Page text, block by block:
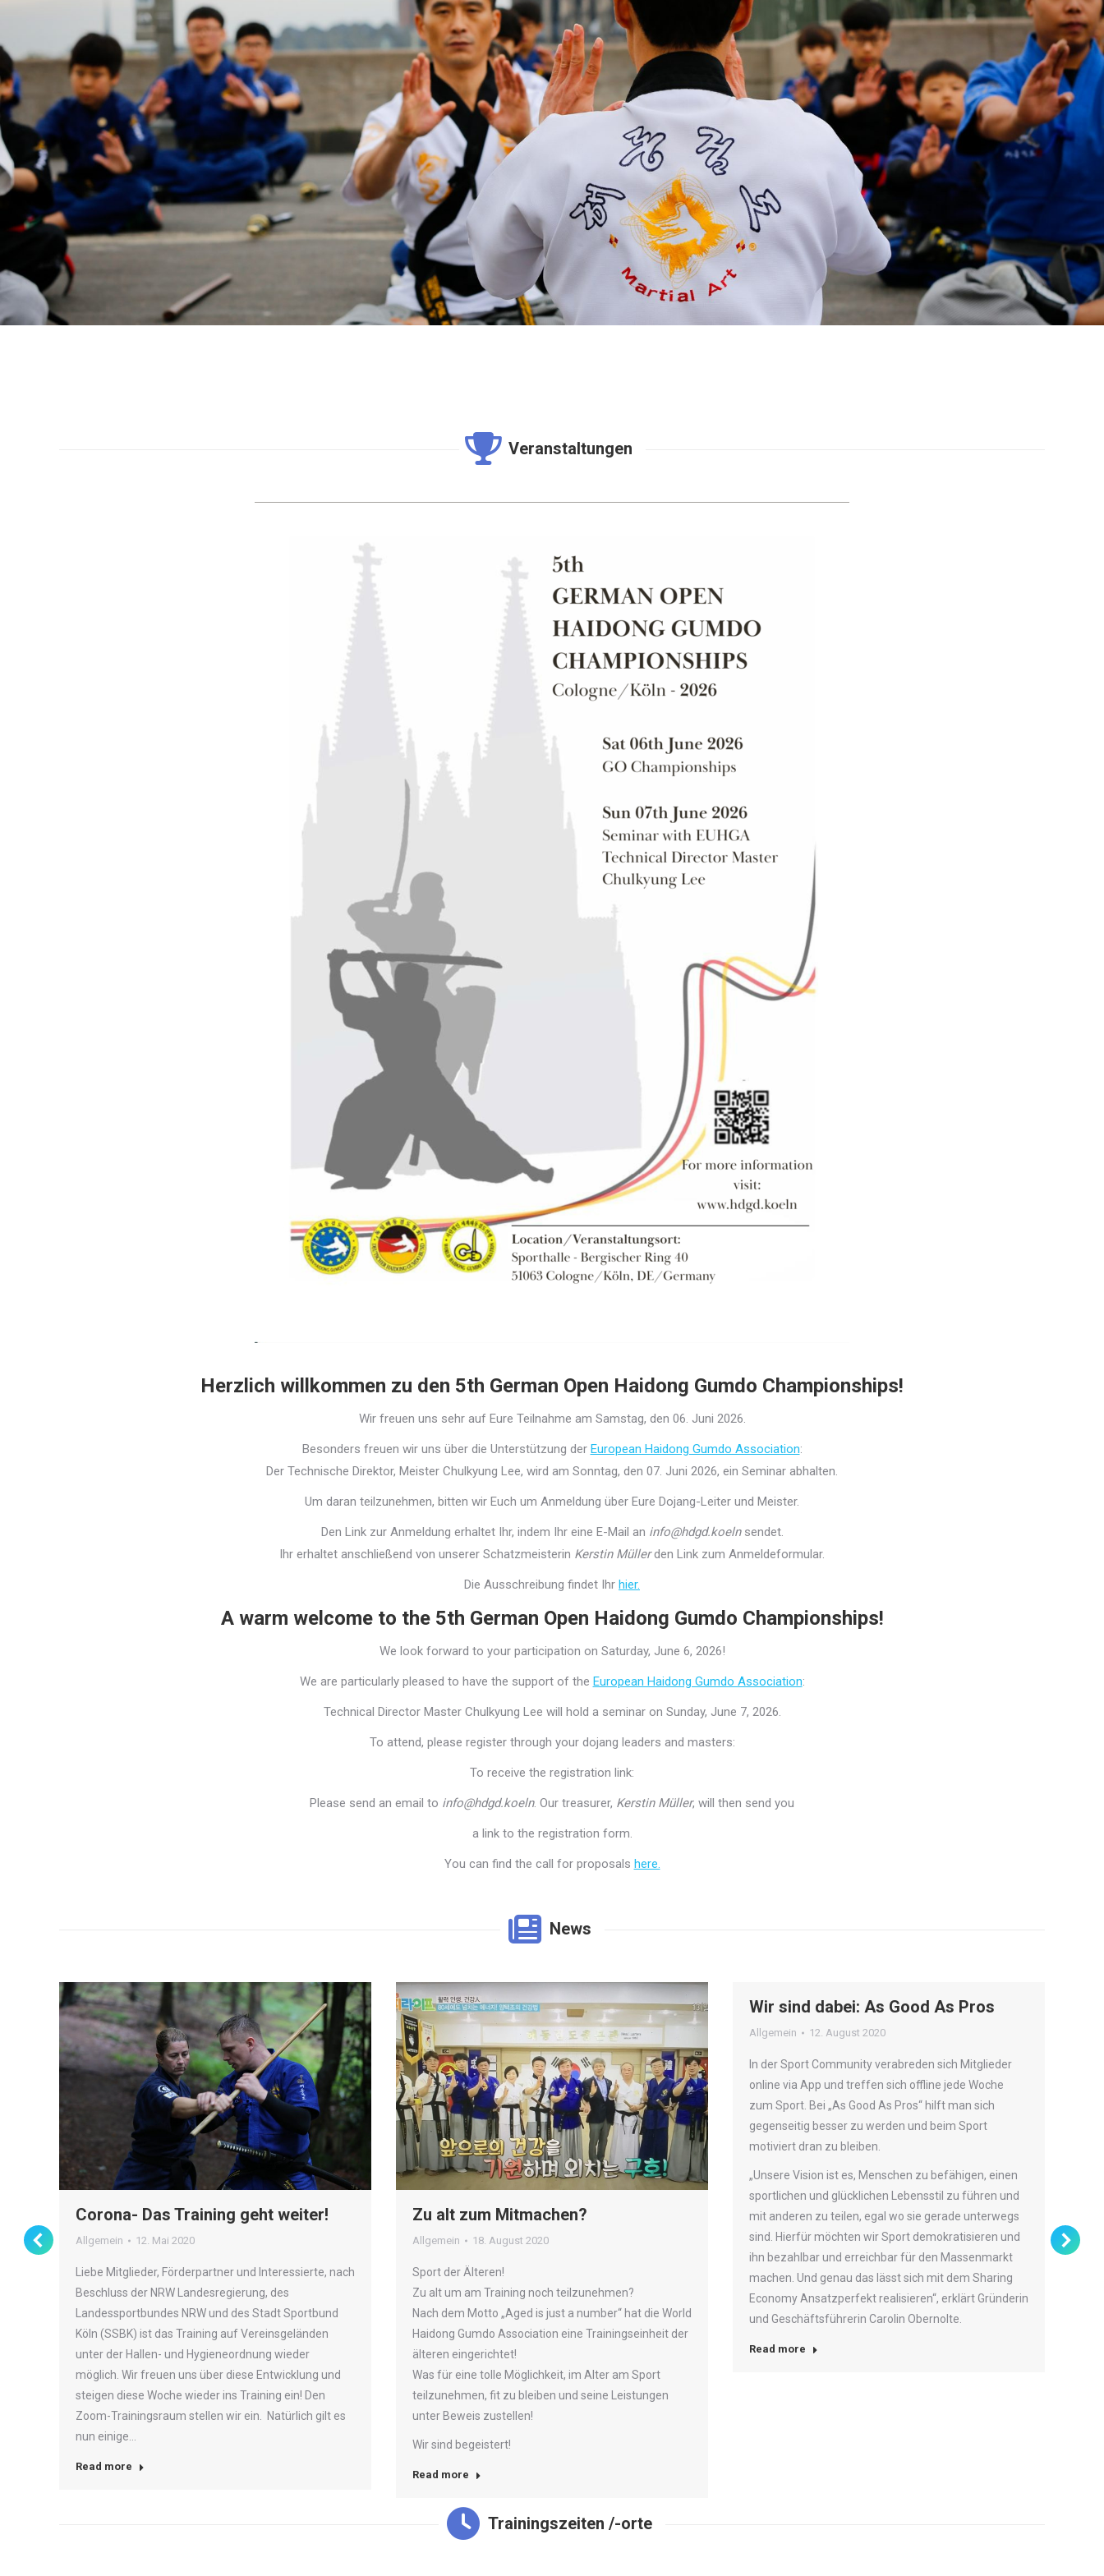
Veranstaltungen
Herzlich willkommen zu den 5th German Open Haidong Gumdo Championships!
Wir freuen uns sehr auf Eure Teilnahme am Samstag, den 06. Juni 2026.
Besonders freuen wir uns über die Unterstützung der European Haidong Gumdo Association:
Der Technische Direktor, Meister Chulkyung Lee, wird am Sonntag, den 07. Juni 2026, ein Seminar abhalten.
Um daran teilzunehmen, bitten wir Euch um Anmeldung über Eure Dojang-Leiter und Meister.
Den Link zur Anmeldung erhaltet Ihr, indem Ihr eine E-Mail an info@hdgd.koelnsendet.
Ihr erhaltet anschließend von unserer Schatzmeisterin Kerstin Müllerden Link zum Anmeldeformular.
Die Ausschreibung findet Ihr hier.
A warm welcome to the 5th German Open Haidong Gumdo Championships!
We look forward to your participation on Saturday, June 6, 2026!
We are particularly pleased to have the support of the European Haidong Gumdo Association:
Technical Director Master Chulkyung Lee will hold a seminar on Sunday, June 7, 2026.
To attend, please register through your dojang leaders and masters:
To receive the registration link:
Please send an email to info@hdgd.koeln. Our treasurer, Kerstin Müller, will then send you
a link to the registration form.
You can find the call for proposals here.
News
Corona- Das Training geht weiter!
Allgemein 12. Mai 2020
Liebe Mitglieder, Förderpartner und Interessierte, nach
Beschluss der NRW Landesregierung, des
Landessportbundes NRW und des Stadt Sportbund
Köln (SSBK) ist das Training auf Vereinsgeländen
unter der Hallen- und Hygieneordnung wieder
möglich. Wir freuen uns über diese Entwicklung und
steigen diese Woche wieder ins Training ein! Den
Zoom-Trainingsraum stellen wir ein. Natürlich gilt es
nun einige…
Read more
Zu alt zum Mitmachen?
Allgemein 18. August 2020
Sport der Älteren!
Zu alt um am Training noch teilzunehmen?
Nach dem Motto „Aged is just a number“ hat die World
Haidong Gumdo Association eine Trainingseinheit der
älteren eingerichtet!
Was für eine tolle Möglichkeit, im Alter am Sport
teilzunehmen, fit zu bleiben und seine Leistungen
unter Beweis zustellen!
Wir sind begeistert!
Read more
Wir sind dabei: As Good As Pros
Allgemein 12. August 2020
In der Sport Community verabreden sich Mitglieder
online via App und treffen sich offline jede Woche
zum Sport. Bei „As Good As Pros“ hilft man sich
gegenseitig besser zu werden und beim Sport
motiviert dran zu bleiben.
„Unsere Vision ist es, Menschen zu befähigen, einen
sportlichen und glücklichen Lebensstil zu führen und
mit anderen zu teilen, egal wo sie gerade unterwegs
sind. Hierfür möchten wir Sport demokratisieren und
ihn bezahlbar und erreichbar für den Massenmarkt
machen. Und genau das lässt sich mit dem Sharing
Economy Ansatzperfekt realisieren“, erklärt Gründerin
und Geschäftsführerin Carolin Obernolte.
Read more
Trainingszeiten /-orte